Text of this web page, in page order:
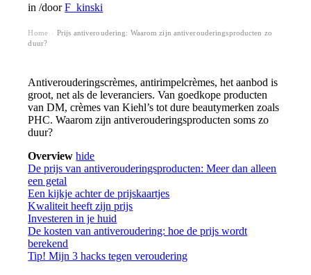
in/doorF_kinski
Home
Prijs antiveroudering: Waarom zijn antiverouderingsproducten zo
duur?
Antiverouderingscrèmes, antirimpelcrèmes, het aanbod is
groot, net als de leveranciers. Van goedkope producten
van DM, crèmes van Kiehl’s tot dure beautymerken zoals
PHC. Waarom zijn antiverouderingsproducten soms zo
duur?
Overview hide
De prijs van antiverouderingsproducten: Meer dan alleen
een getal
Een kijkje achter de prijskaartjes
Kwaliteit heeft zijn prijs
Investeren in je huid
De kosten van antiveroudering: hoe de prijs wordt
berekend
Tip! Mijn 3 hacks tegen veroudering